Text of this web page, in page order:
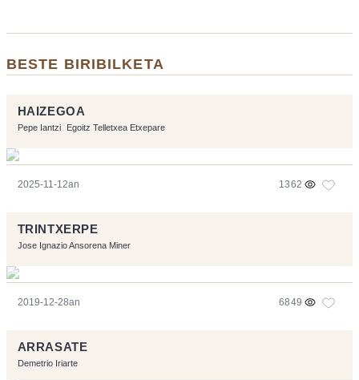
BESTE BIRIBILKETA
HAIZEGOA
Pepe Iantzi Egoitz Telletxea Etxepare
2025-11-12an 1362
TRINTXERPE
Jose Ignazio Ansorena Miner
2019-12-28an 6849
ARRASATE
Demetrio Iriarte